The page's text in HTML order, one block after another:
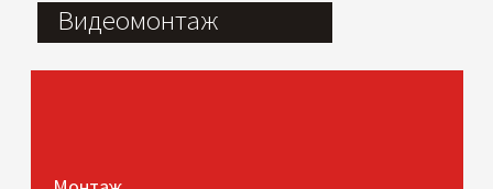
Видеомонтаж